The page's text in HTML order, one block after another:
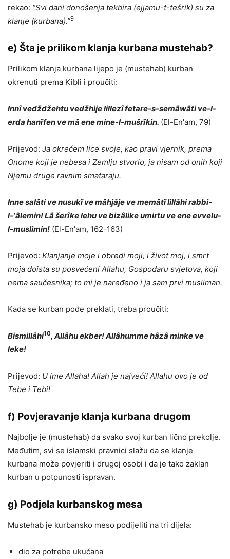
rekao: “Svi dani donošenja tekbira (ejjamu-t-tešrik) su za
klanje (kurbana).”9
e) Šta je prilikom klanja kurbana mustehab?
Prilikom klanja kurbana lijepo je (mustehab) kurban
okrenuti prema Kibli i proučiti:
Innȋvedždžehtu vedžhije lillezȋfetare-s-semâwâti ve-l-
erda hanȋfen ve mâ ene mine-l-mušrȋkin. (El-En'am, 79)
Prijevod: Ja okrećem lice svoje, kao pravi vjernik, prema
Onome koji je nebesa i Zemlju stvorio, ja nisam od onih koji
Njemu druge ravnim smataraju.
Inne salâti ve nusukȋve mâhjâje ve memâtȋlillâhi rabbi-
l-‘âlemin! Lâ šerȋke lehu ve bizâlike umirtu ve ene evvelu-
l-muslimin! (El-En'am, 162-163)
Prijevod: Klanjanje moje i obredi moji, i život moj, i smrt
moja doista su posvećeni Allahu, Gospodaru svjetova, koji
nema saučesnika; to mi je naređeno i ja sam prvi musliman.
Kada se kurban pođe preklati, treba proučiti:
Bismillȃhi10, Allȃhu ekber! Allȃhumme hȃzȃ minke ve
leke!
Prijevod: U ime Allaha! Allah je najveći! Allahu ovo je od
Tebe i Tebi!
f) Povjeravanje klanja kurbana drugom
Najbolje je (mustehab) da svako svoj kurban lično prekolje.
Međutim, svi se islamski pravnici slažu da se klanje
kurbana može povjeriti i drugoj osobi i da je tako zaklan
kurban u potpunosti ispravan.
g) Podjela kurbanskog mesa
Mustehab je kurbansko meso podijeliti na tri dijela:
dio za potrebe ukućana